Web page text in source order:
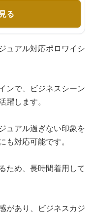
る
ュアル対応ポロワイシ
ンで、ビジネスシーン
します。
ュアル過ぎない印象を
対応可能です。
ため、長時間着用して
があり、ビジネスカジ